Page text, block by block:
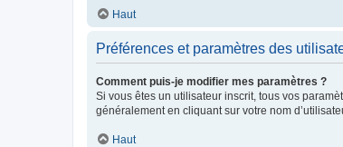
Haut
Préférences et paramètres des
Comment puis-je modifier mes paramètres ?
Si vous êtes un utilisateur inscrit, tous vos
généralement en cliquant sur votre nom
Haut